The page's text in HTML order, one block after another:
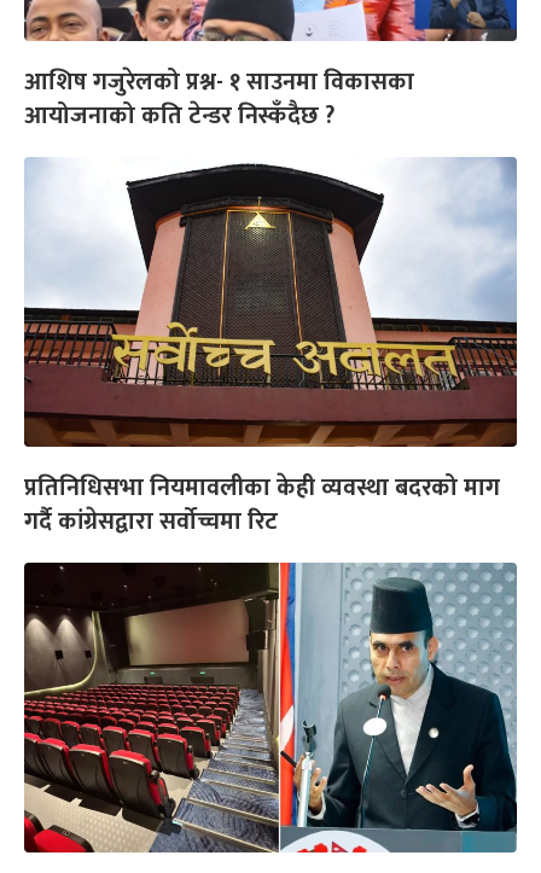
आशिष गजुरेलको प्रश्न- १ साउनमा विकासका
आयोजनाको कति टेन्डर निस्कँदैछ ?
प्रतिनिधिसभा नियमावलीका केही व्यवस्था बदरको माग
गर्दै कांग्रेसद्वारा सर्वोच्चमा रिट